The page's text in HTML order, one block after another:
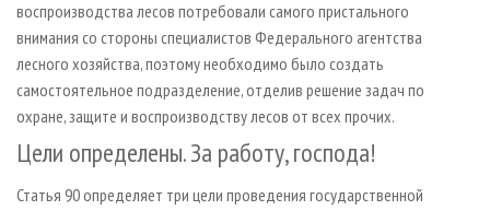
воспроизводства лесов потребовали самого пристального
внимания со стороны специалистов Федерального агентства
лесного хозяйства, поэтому необходимо было создать
самостоятельное подразделение, отделив решение задач по
охране, защите и воспроизводству лесов от всех прочих.
Цели определены. За работу, господа!
Статья 90 определяет три цели проведения государственной